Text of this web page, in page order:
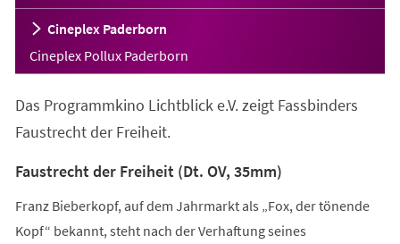
Cineplex Paderborn
Cineplex Pollux Paderborn
Das Programmkino Lichtblick e.V. zeigt Fassbinders
Faustrecht der Freiheit.
Faustrecht der Freiheit (Dt. OV, 35mm)
Franz Bieberkopf, auf dem Jahrmarkt als „Fox, der tönende
Kopf“ bekannt, steht nach der Verhaftung seines